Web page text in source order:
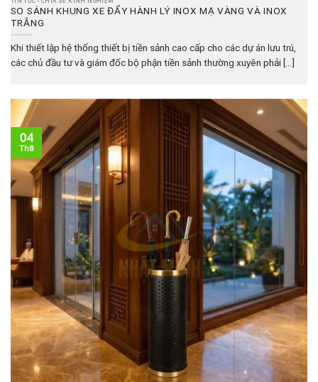
SO SÁNH KHUNG XE ĐẨY HÀNH LÝ INOX MẠ VÀNG VÀ INOX
TRẮNG
Khi thiết lập hệ thống thiết bị tiền sảnh cao cấp cho các dự án lưu trú,
các chủ đầu tư và giám đốc bộ phận tiền sảnh thường xuyên phải [...]
04
Th8